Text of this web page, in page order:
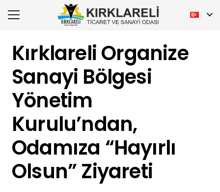
Kırklareli Organize
Sanayi Bölgesi
Yönetim
Kurulu’ndan,
Odamıza “Hayırlı
Olsun” Ziyareti